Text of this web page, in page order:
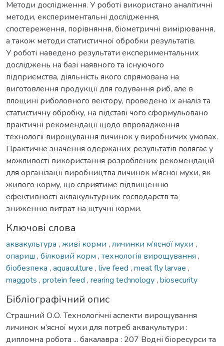
Методи дослідження. У роботі використано аналітичні
методи, експериментальні дослідження,
спостереження, порівняння, біометричні вимірювання,
а також методи статистичної обробки результатів.
У роботі наведено результати експериментальних
досліджень на базі наявного та існуючого
підприємства, діяльність якого спрямована на
виготовлення продукції для годування риб, але в
площині риболовного вектору, проведено їх аналіз та
статистичну обробку, на підставі чого сформульовано
практичні рекомендації щодо впровадження
технології вирощування личинок у виробничих умовах.
Практичне значення одержаних результатів полягає у
можливості використання розроблених рекомендацій
для організації виробництва личинок м’ясної мухи, як
живого корму, що сприятиме підвищенню
ефективності аквакультурних господарств та
зниженню витрат на щтучні корми.
Ключові слова
аквакультура , живі корми , личинки м’ясної мухи ,
опариш , білковий корм , технологія вирощування ,
біобезпека , aquaculture , live feed , meat fly larvae ,
maggots , protein feed , rearing technology, biosecurity
Бібліографічний опис
Страшний О.О. Технологічні аспекти вирощування
личинок м’ясної мухи для потреб аквакультури :
дипломна робота ... бакалавра : 207 Водні біоресурси та